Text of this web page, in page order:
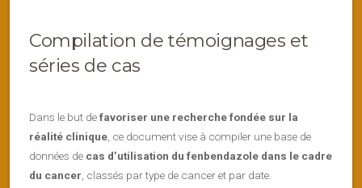
Compilation de témoignages et
séries de cas
Dans le but defavoriser une recherche fondée sur la
réalité clinique , ce document vise à compiler une base de
données de cas d’utilisation du fenbendazole dans le cadre
du cancer , classés par type de cancer et par date.